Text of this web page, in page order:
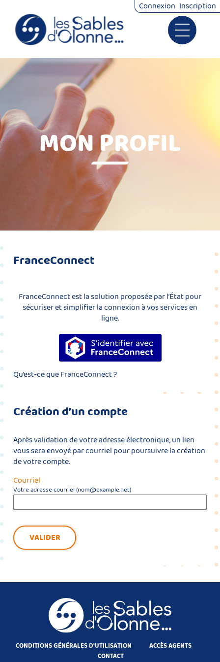
Ouvrir le
Démarches
Connexion Inscription
MON PROFIL
FranceConnect
FranceConnect est la solution proposée par l’État pour
sécuriser et simplifier la connexion à vos services en
ligne.
S’identifier avec FranceConnect
Qu’est-ce que FranceConnect ?
Création d’un compte
Après validation de votre adresse électronique, un lien
vous sera envoyé par courriel pour poursuivre la création
de votre compte.
Courriel
Votre adresse courriel (nom@example.net)
VALIDER
CONDITIONS GÉNÉRALES D'UTILISATION
ACCÈS AGENTS
CONTACT